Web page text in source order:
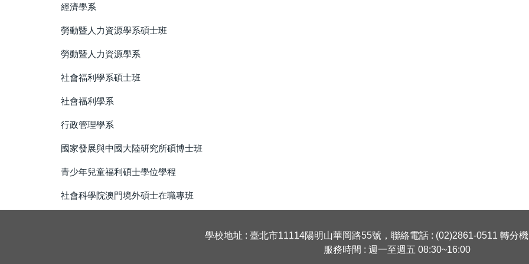
經濟學系
勞動暨人力資源學系碩士班
勞動暨人力資源學系
社會福利學系碩士班
社會福利學系
行政管理學系
國家發展與中國大陸研究所碩博士班
青少年兒童福利碩士學位學程
社會科學院澳門境外碩士在職專班
學校地址 : 臺北市11114陽明山華岡路55號，聯絡電話 : (02)2861-0511 轉分
服務時間 : 週一至週五 08:30~16:00